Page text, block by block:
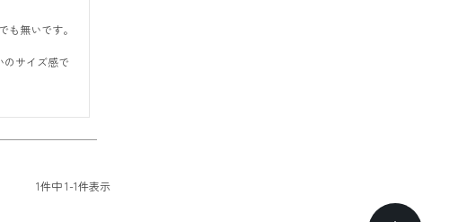
も無いです。
のサイズ感で
1件中1-1件表示